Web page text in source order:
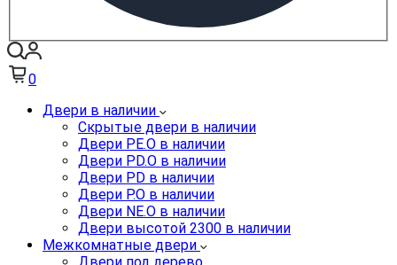
0
Двери в наличии
Скрытые двери в наличии
Двери PE.O в наличии
Двери PD.O в наличии
Двери PD в наличии
Двери P.O в наличии
Двери NE.O в наличии
Двери высотой 2300 в наличии
Межкомнатные двери
Двери под дерево